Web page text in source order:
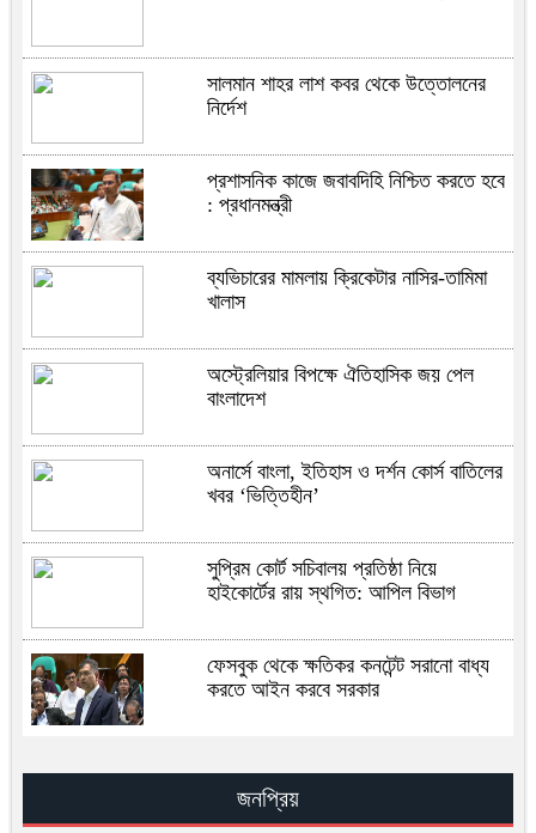
সালমান শাহর লাশ কবর থেকে উত্তোলনের
নির্দেশ
প্রশাসনিক কাজে জবাবদিহি নিশ্চিত করতে হবে
: প্রধানমন্ত্রী
ব্যভিচারের মামলায় ক্রিকেটার নাসির-তামিমা
খালাস
অস্ট্রেলিয়ার বিপক্ষে ঐতিহাসিক জয় পেল
বাংলাদেশ
অনার্সে বাংলা, ইতিহাস ও দর্শন কোর্স বাতিলের
খবর ‘ভিত্তিহীন’
সুপ্রিম কোর্ট সচিবালয় প্রতিষ্ঠা নিয়ে
হাইকোর্টের রায় স্থগিত: আপিল বিভাগ
ফেসবুক থেকে ক্ষতিকর কনটেন্ট সরানো বাধ্য
করতে আইন করবে সরকার
আইআরজিসির
জনপ্রিয়